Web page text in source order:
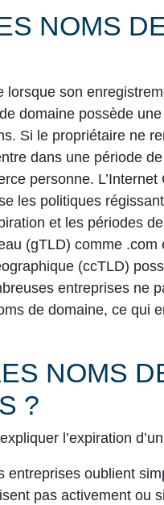
NOMS
lorsque son
domaine possède
Si le propriétaire ne
dans une période
personne.
les politiques
et les périodes
(gTLD) comme .com
(ccTLD)
entreprises ne
de domaine, ce qui
NOMS
?
l’expiration
entreprises oublient
pas activement ou